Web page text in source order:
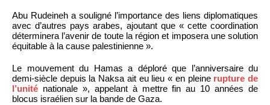
Abu Rudeineh a souligné l’importance des liens diplomatiques
avec d’autres pays arabes, ajoutant que « cette coordination
déterminera l’avenir de toute la région et imposera une solution
équitable à la cause palestinienne ».
Le mouvement du Hamas a déploré que l’anniversaire du
demi-siècle depuis la Naksa ait eu lieu « en pleine rupture de
l’unité nationale », appelant à mettre fin au 10 années de
blocus israélien sur la bande de Gaza.